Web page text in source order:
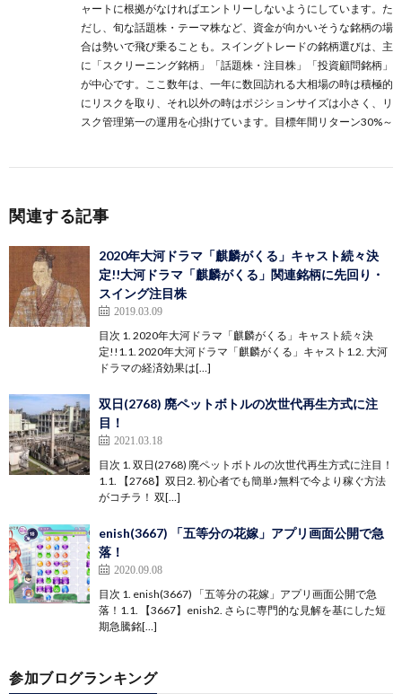
ャートに根拠がなければエントリーしないようにしています。た
だし、旬な話題株・テーマ株など、資金が向かいそうな銘柄の場
合は勢いで飛び乗ることも。スイングトレードの銘柄選びは、主
に 「スクリーニング銘柄」 「話題株・注目株」
「投資顧問銘柄」
が中心です。ここ数年は、一年に数回訪れる大相場の時は積極的
にリスクを取り、それ以外の時はポジションサイズは小さく、リ
スク管理第一の運用を心掛けています。目標年間リターン30%～
関連する記事
2020年大河ドラマ「麒麟がくる」キャスト続々決
定!!大河ドラマ「麒麟がくる」関連銘柄に先回り・
スイング注目株
2019.03.09
目次 1. 2020年大河ドラマ「麒麟がくる」キャスト続々決
定!!1.1. 2020年大河ドラマ「麒麟がくる」キャスト1.2. 大河
ドラマの経済効果は[…]
双日(2768) 廃ペットボトルの次世代再生方式に注
目！
2021.03.18
目次 1. 双日(2768) 廃ペットボトルの次世代再生方式に注目！
1.1. 【2768】双日2. 初心者でも簡単♪無料で今より稼ぐ方法
がコチラ！ 双[…]
enish(3667) 「五等分の花嫁」アプリ画面公開で急
落！
2020.09.08
目次 1. enish(3667) 「五等分の花嫁」アプリ画面公開で急
落！1.1. 【3667】enish2. さらに専門的な見解を基にした短
期急騰銘[…]
参加ブログランキング